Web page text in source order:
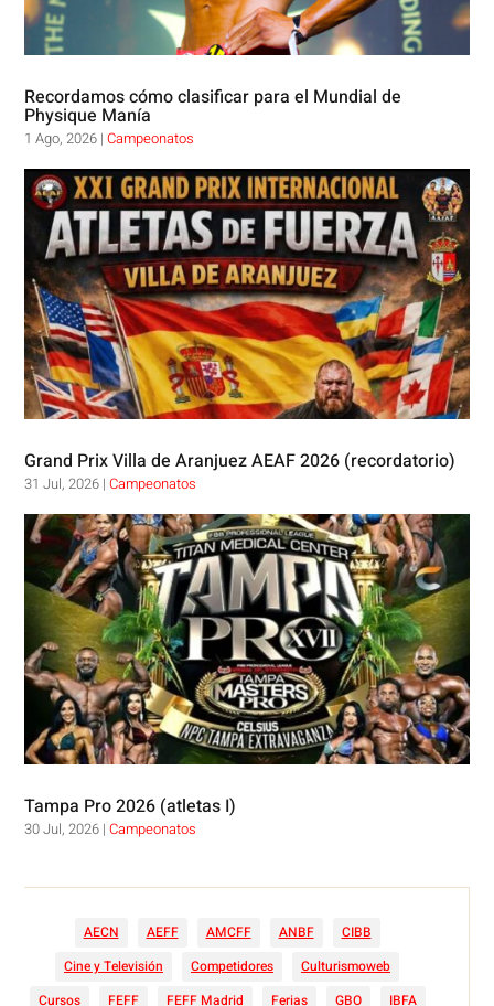
Recordamos cómo clasificar para el Mundial de
Physique Manía
1 Ago, 2026 |Campeonatos
Grand Prix Villa de Aranjuez AEAF 2026 (recordatorio)
31 Jul, 2026 |Campeonatos
Tampa Pro 2026 (atletas I)
30 Jul, 2026 |Campeonatos
AECN AEFF AMCFF ANBF
CIBB
Cine y Televisión
Competidores
Culturismoweb
Cursos
FEFF FEFF Madrid Ferias GBO
IBFA